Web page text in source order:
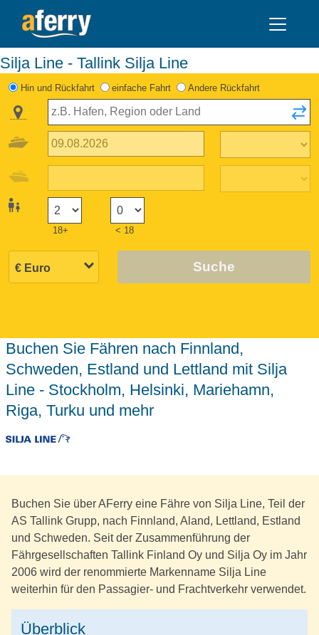
Silja Line - Tallink Silja Line
Hin und Rückfahrt einfache Fahrt Andere Rückfahrt
18+ < 18
Suche
Buchen Sie Fähren nach Finnland,
Schweden, Estland und Lettland mit Silja
Line - Stockholm, Helsinki, Mariehamn,
Riga, Turku und mehr
Buchen Sie über AFerry eine Fähre von Silja Line, Teil der
AS Tallink Grupp, nach Finnland, Aland, Lettland, Estland
und Schweden. Seit der Zusammenführung der
Fährgesellschaften Tallink Finland Oy und Silja Oy im Jahr
2006 wird der renommierte Markenname Silja Line
weiterhin für den Passagier- und Frachtverkehr verwendet.
Überblick